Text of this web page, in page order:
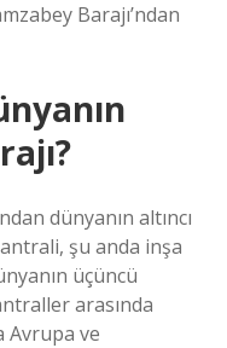
Barajı’ndan
dünyanın altıncı
şu anda inşa
üçüncü
arasında
Avrupa ve